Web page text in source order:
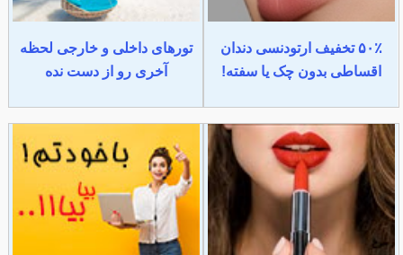
۵۰٪ تخفیف ارتودنسی دندان
اقساطی بدون چک یا سفته!
تورهای داخلی و خارجی لحظه
آخری رو از دست نده